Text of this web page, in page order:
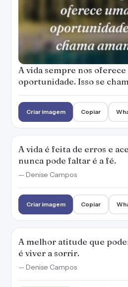
A vida sempre nos oferece
oportunidade. Isso se
Criar imagem Copiar
A vida é feita de erros e
nunca pode faltar é a fé.
— Denise Campos
Criar imagem Copiar
A melhor atitude que
é viver a sorrir.
— Denise Campos